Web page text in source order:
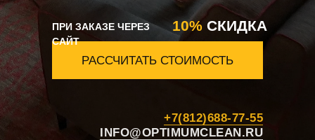
РАССЧИТАТЬ СТОИМОСТЬ
ПРИ ЗАКАЗЕ ЧЕРЕЗ
САЙТ
10% СКИДКА
+7(812)688-77-55
INFO@OPTIMUMCLEAN.RU